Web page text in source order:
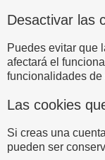
Desactivar las
Puedes evitar que
afectará el
funcionalidades de
Las cookies
Si creas una
pueden ser